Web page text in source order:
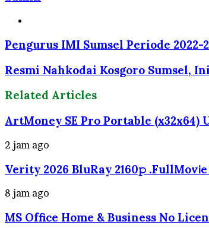
Pengurus IMI Sumsel Periode
Resmi Nahkodai Kosgoro Sumsel,
Related Articles
ArtMoney SE Pro Portable (x32x64)
2 jam ago
Verity 2026 BluRay 2160𝚙
8 jam ago
MS Office Home & Business No